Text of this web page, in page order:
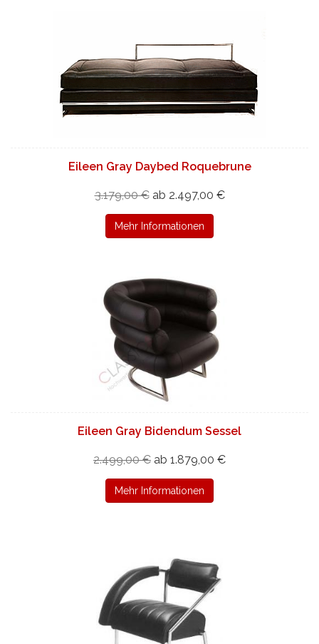
Eileen Gray Daybed Roquebrune
3.179,00 € ab 2.497,00 €
Mehr Informationen
Eileen Gray Bidendum Sessel
2.499,00 € ab 1.879,00 €
Mehr Informationen